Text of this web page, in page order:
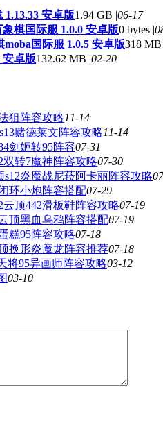
1.13.33 安卓版1.94 GB |06-17
象棋国际服 1.0.0 安卓版0 bytes |
moba国际服 1.0.5 安卓版318 MB
安卓版132.62 MB |02-20
狙阵容攻略11-14
赌德莱文阵容攻略11-14
剑姬转95阵容07-31
双转7魔神阵容攻略07-30
炎魔战尼菈阿卡丽阵容攻略
环小炮阵容搭配07-29
云顶442滑板鞋阵容攻略07-19
顶黑血乌鸦阵容搭配07-19
糕95阵容攻略07-18
换形炎魔龙阵容推荐07-18
将95异画师阵容攻略03-12
03-10